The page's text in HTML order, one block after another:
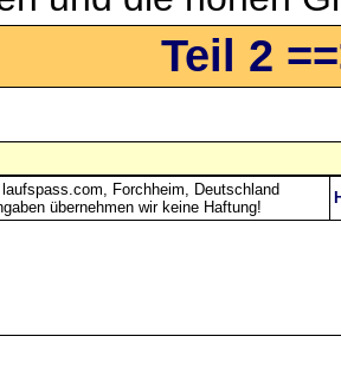
Teil 2
Forchheim, Deutschland
übernehmen wir keine Haftung!